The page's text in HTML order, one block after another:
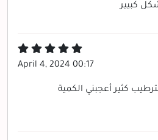
كبيير
April 4, 2024 00:17
كثير أعجبني الكمية